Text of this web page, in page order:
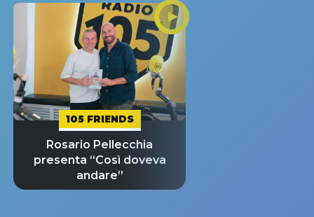
105 FRIENDS
Rosario Pellecchia
presenta “Così doveva
andare”